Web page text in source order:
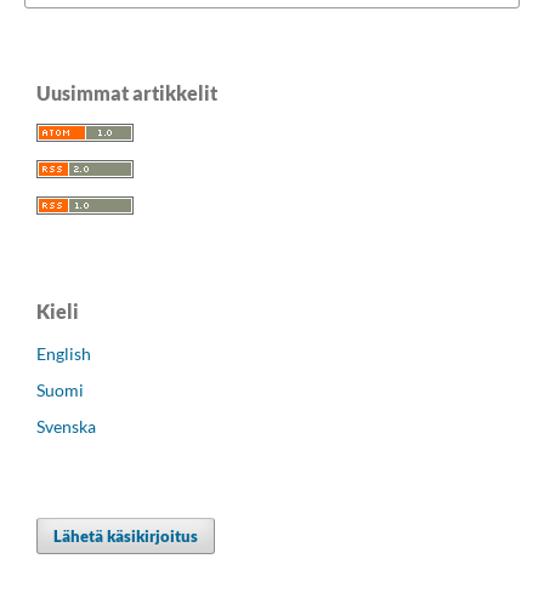
Uusimmat artikkelit
Kieli
English
Suomi
Svenska
Lähetä käsikirjoitus